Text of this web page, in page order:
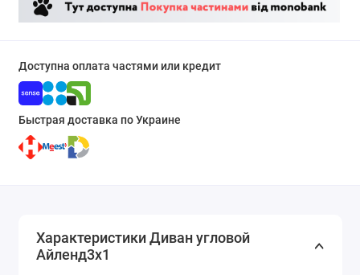
Доступна оплата частями или кредит
Быстрая доставка по Украине
Характеристики Диван угловой
Айленд3х1